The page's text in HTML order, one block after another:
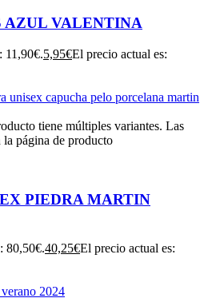
AZUL VALENTINA
11,90€.5,95€El precio actual es:
tiene múltiples variantes. Las
la página de producto
PIEDRA MARTIN
80,50€.40,25€El precio actual es: